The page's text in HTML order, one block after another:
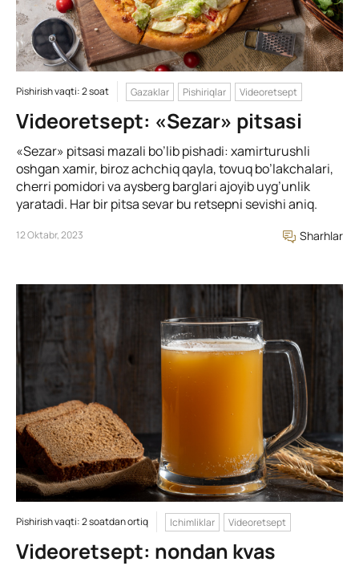
Pishirish vaqti: 2 soat Gazaklar Pishiriqlar Videoretsept
Videoretsept: «Sezar» pitsasi
«Sezar» pitsasi mazali bo’lib pishadi: xamirturushli
oshgan xamir, biroz achchiq qayla, tovuq bo’lakchalari,
cherri pomidori va aysberg barglari ajoyib uyg’unlik
yaratadi. Har bir pitsa sevar bu retsepni sevishi aniq.
12 Oktabr, 2023 Sharhlar
Pishirish vaqti: 2 soatdan ortiq Ichimliklar Videoretsept
Videoretsept: nondan kvas